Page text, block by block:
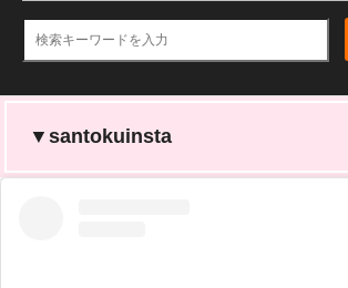
▼santokuinsta